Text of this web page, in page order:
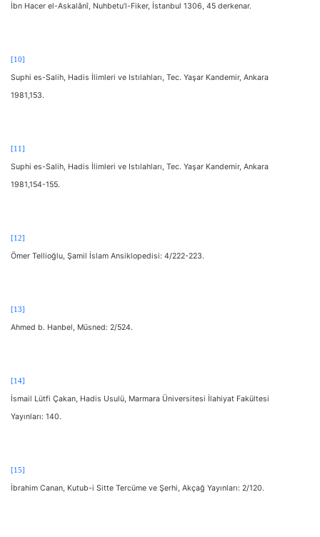
İbn Hacer el-Askalânî, Nuhbetu’l-Fiker, İstanbul 1306, 45 derkenar.
[10]
Suphi es-Salih, Hadis İlimleri ve Istılahları, Tec. Yaşar Kandemir, Ankara
1981,153.
[11]
Suphi es-Salih, Hadis İlimleri ve Istılahları, Tec. Yaşar Kandemir, Ankara
1981,154-155.
[12]
Ömer Tellioğlu, Şamil İslam Ansiklopedisi: 4/222-223.
[13]
Ahmed b. Hanbel, Müsned: 2/524.
[14]
İsmail Lütfi Çakan, Hadis Usulü, Marmara Üniversitesi İlahiyat Fakültesi
Yayınları: 140.
[15]
İbrahim Canan, Kutub-i Sitte Tercüme ve Şerhi, Akçağ Yayınları: 2/120.